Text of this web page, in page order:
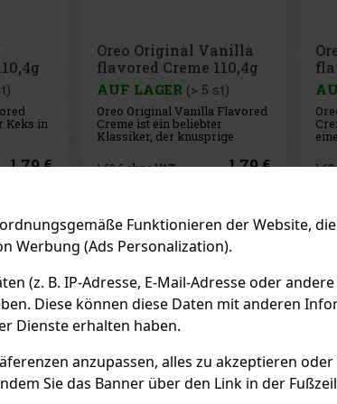
Funktionieren der Website,
Werbung (Ads Personalization).
(z. B. IP-Adresse, E-Mail-Adresse oder
Diese können diese Daten mit anderen
Dienste erhalten haben.
anzupassen, alles zu akzeptieren
Sie das Banner über den Link in der
1.79 €
Oreo Chocolate
flavored Creme 110,4g
AUF LAGER(> 5 st)
Oreo Chocolate Flavored
Creme ist ein beliebter Keks in
einer besonders
schokoladigen Variante, der
knusprige Kakaokekse mit
Kakaogeschmac
1.60€ ohne VAT 1.79 € die
EMPFOHLENE
43%
Rabatt: 43%